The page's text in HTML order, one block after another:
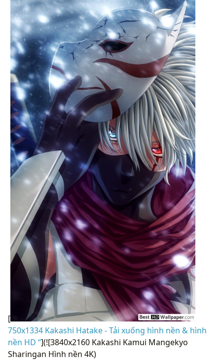
[
750x1334 Kakashi Hatake - Tải xuống hình nền & hình
nền HD “](![3840x2160 Kakashi Kamui Mangekyo
Sharingan Hình nền 4K)